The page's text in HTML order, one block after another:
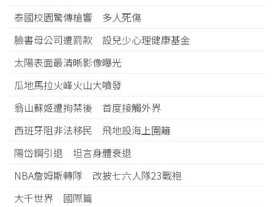
泰國校園驚傳槍響 多人死傷
臉書母公司遭罰款 設兒少心理健康基金
太陽表面最清晰影像曝光
瓜地馬拉火峰火山大噴發
翁山蘇姬遭拘禁後 首度接觸外界
西班牙阻非法移民 飛地設海上圍籬
陽岱鋼引退 坦言身體衰退
NBA詹姆斯轉隊 改披七六人隊23戰袍
大千世界 國際篇